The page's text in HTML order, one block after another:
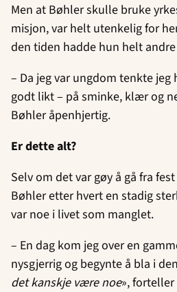
Men at Bøhler skulle bruke
misjon, var helt utenkelig for
den tiden hadde hun helt
– Da jeg var ungdom tenkte
godt likt – på sminke, klær og
Bøhler åpenhjertig.
Er dette alt?
Selv om det var gøy å gå fra
Bøhler etter hvert en stadig
var noe i livet som manglet.
– En dag kom jeg over en
nysgjerrig og begynte å bla i
det kanskje være noe»,